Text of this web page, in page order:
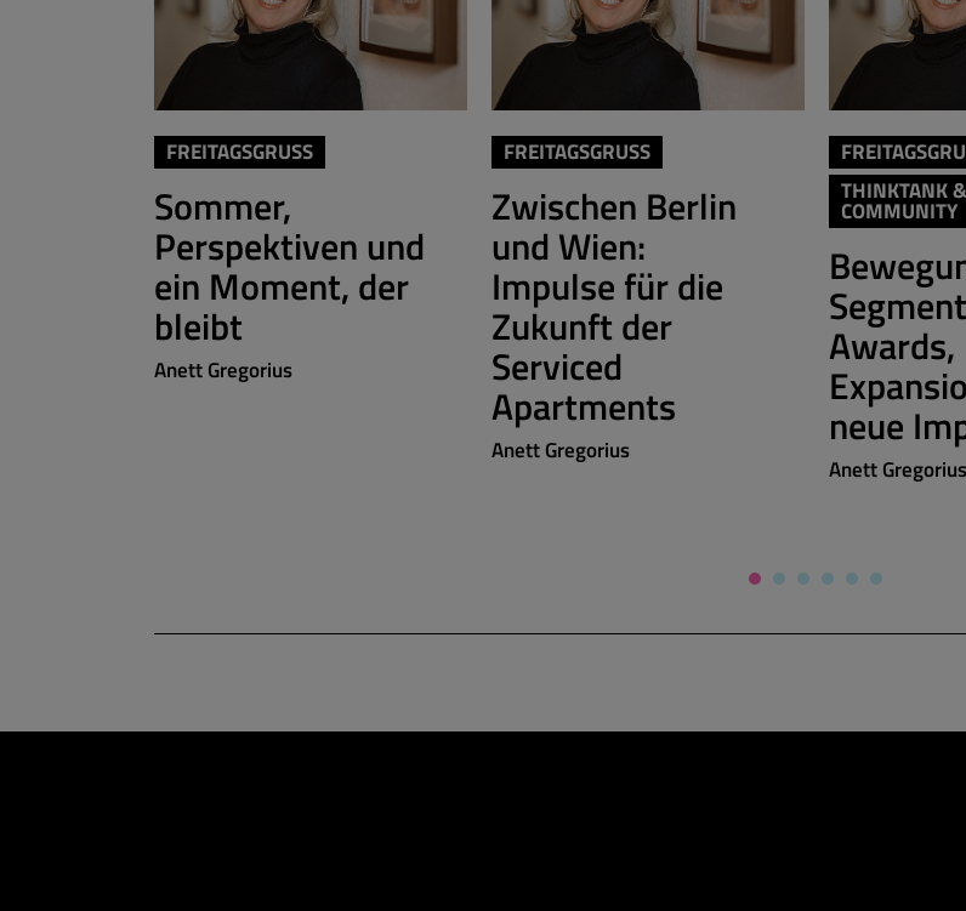
FREITAGSGRUSS
Sommer,
Perspektiven und
ein Moment, der
bleibt
Anett Gregorius
FREITAGSGRUSS
Zwischen Berlin
und Wien:
Impulse für die
Zukunft der
Serviced
Apartments
Anett Gregorius
THINKTANK &
COMMUNITY
Awards,
neue
Anett Gregorius